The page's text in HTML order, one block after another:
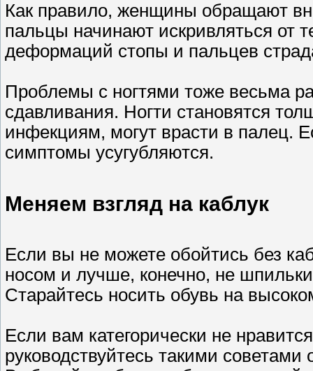
Как правило, женщины обращают
пальцы начинают искривляться от
деформаций стопы и пальцев
Проблемы с ногтями тоже весьма
сдавливания. Ногти становятся
инфекциям, могут врасти в палец.
симптомы усугубляются.
Меняем взгляд на каблук
Если вы не можете обойтись без
носом и лучше, конечно, не
Старайтесь носить обувь на
Если вам категорически не
руководствуйтесь такими советами